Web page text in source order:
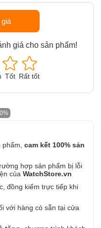
giá cho sản phẩm!
Tốt Rất tốt
cam kết 100% sản
hợp sản phẩm bị lỗi
của WatchStore.vn
đồng kiểm trực tiếp khi
với hàng có sẵn tại cửa